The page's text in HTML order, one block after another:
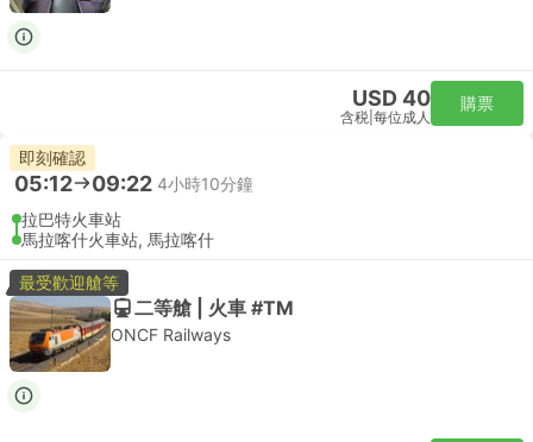
USD 40
含税 每位成人
購票
即刻確認
05:12 09:22 4小時10分鐘
拉巴特火車站
馬拉喀什火車站, 馬拉喀什
最受歡迎艙等
二等艙 | 火車 #TM
ONCF Railways